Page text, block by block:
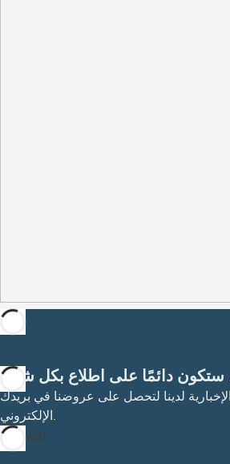
ستكون دائمًا على اطلاع بكل شيء
لدينا لتحصل على عروضنا في بريدك
الإلكتروني.
الاشتراك